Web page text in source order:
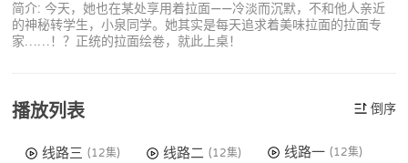
简介: 今天，她也在某处享用着拉面——冷淡而沉默，不和他人亲近
的神秘转学生，小泉同学。她其实是每天追求着美味拉面的拉面专
家……！？正统的拉面绘卷，就此上桌！
播放列表 倒序
线路三 (12集) 线路二 (12集) 线路一 (12集)